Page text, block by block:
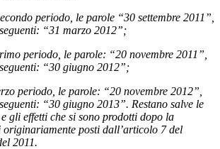
periodo, le parole “30 settembre 2011”,
“31 marzo 2012”;
periodo, le parole: “20 novembre 2011”,
“30 giugno 2012”;
periodo, le parole: “20 novembre 2012”,
“30 giugno 2013”. Restano salve le
gli effetti che si sono prodotti dopo la
originariamente posti dall’articolo 7 del
2011.